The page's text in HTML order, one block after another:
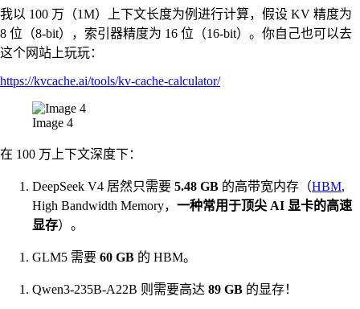
我以 100 万（1M）上下文长度为例进行计算，假设 KV 精度为
8 位（8-bit），索引器精度为 16 位（16-bit）。你自己也可以去
这个网站上玩玩：
https://kvcache.ai/tools/kv-cache-calculator/
Image 4
在 100 万上下文深度下：
DeepSeek V4 居然只需要 5.48 GB 的高带宽内存（HBM,
High Bandwidth Memory， 一种常用于顶尖 AI 显卡的高速
显存）。
GLM5 需要 60 GB 的 HBM。
Qwen3-235B-A22B 则需要高达 89 GB 的显存！